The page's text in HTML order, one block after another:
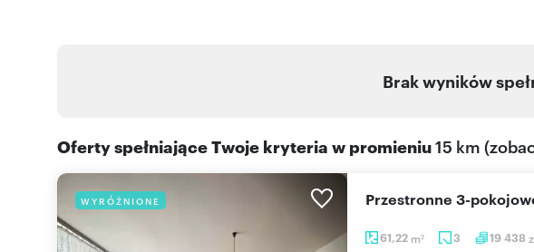
Brak wyników
Oferty spełniające Twoje kryteria w promieniu15 km (
WYRÓŻNIONE
61,22 m2 3 19 438
Przestronne 3-